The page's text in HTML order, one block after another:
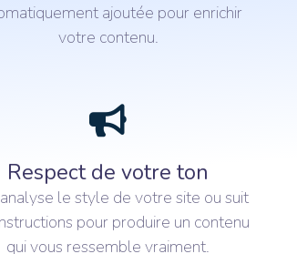
ajoutée pour enrichir
votre contenu.
Respect de votre ton
le style de votre site ou suit
pour produire un contenu
qui vous ressemble vraiment.